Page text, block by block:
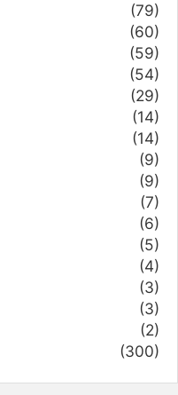
(79)
(60)
(59)
(54)
(29)
(14)
(14)
(9)
(9)
(7)
(6)
(5)
(4)
(3)
(3)
(2)
(300)